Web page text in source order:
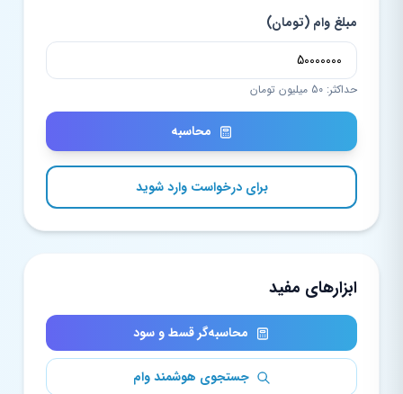
مبلغ وام (تومان)
حداکثر: 50 میلیون تومان
برای درخواست وارد شوید
ابزارهای مفید
محاسبه‌گر قسط و سود
جستجوی هوشمند وام